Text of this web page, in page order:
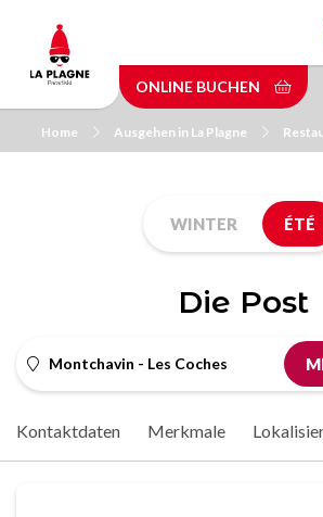
main
content
ONLINE BUCHEN
Home Ausgehen in La Plagne
WINTER ÉTÉ
Die Post
Montchavin - Les Coches
Kontaktdaten Merkmale